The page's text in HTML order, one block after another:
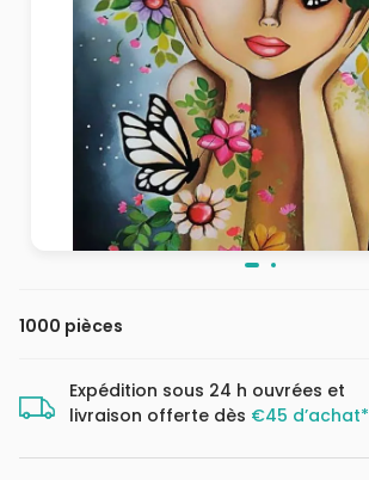
1000 pièces
Expédition sous 24 h ouvrées et
livraison offerte dès €45 d’achat*